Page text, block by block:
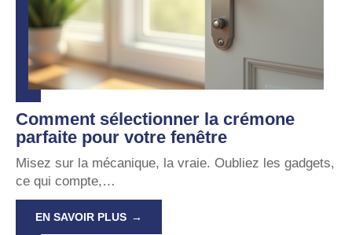
Comment sélectionner la crémone
parfaite pour votre fenêtre
Misez sur la mécanique, la vraie. Oubliez les gadgets,
ce qui compte,…
EN SAVOIR PLUS